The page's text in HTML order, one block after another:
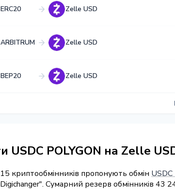
Zelle USD
Zelle USD
Zelle USD
USDC POLYGON на Zelle
криптообмінників пропонують обмін USDC
Сумарний резерв обмінників 43